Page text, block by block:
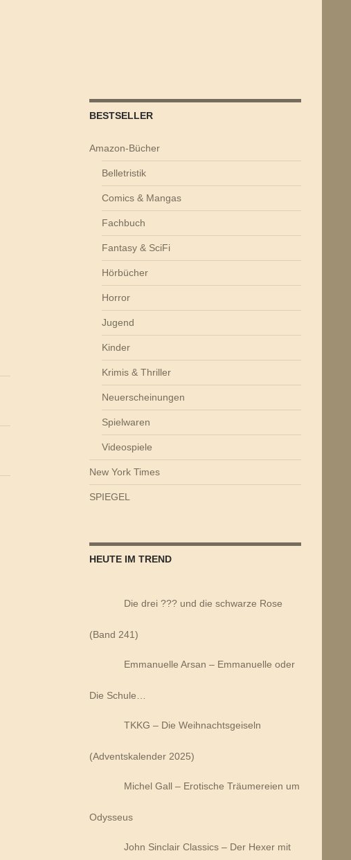
BESTSELLER
Amazon-Bücher
Belletristik
Comics & Mangas
Fachbuch
Fantasy & SciFi
Hörbücher
Horror
Jugend
Kinder
Krimis & Thriller
Neuerscheinungen
Spielwaren
Videospiele
New York Times
SPIEGEL
HEUTE IM TREND
Die drei ??? und die schwarze Rose
(Band 241)
Emmanuelle Arsan – Emmanuelle oder
Die Schule…
TKKG – Die Weihnachtsgeiseln
(Adventskalender 2025)
Michel Gall – Erotische Träumereien um
Odysseus
John Sinclair Classics – Der Hexer mit